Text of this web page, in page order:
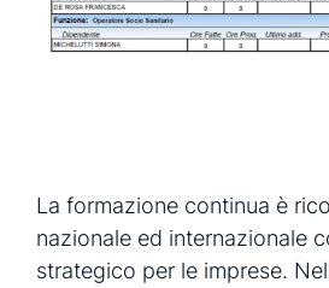
La formazione continua è
nazionale ed internazionale
strategico per le imprese.